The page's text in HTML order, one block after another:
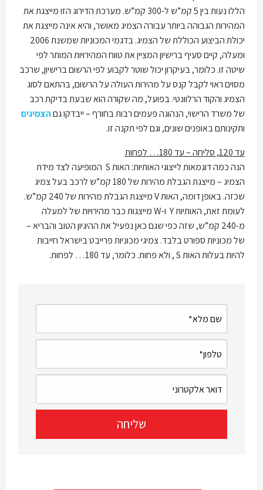
הללו נעות בין 5 קמ”ש ל-300 קמ”ש. מערכת הדירוג הזו מייצגת את
המהירות הגבוהה ביותר עבורה הצמיג מאושר, והיא אינה מייצגת את
יכולת הביצוע הכוללת של הצמיג. בדגמי המכוניות שמשנת 2006
ומעלה, קיים סעיף ברישיון המציין את טווח המהירויות המותר לפי
שיטה זו. כלומר, בעיקרון יכול שוטר לקבוע לפי הרשום ברישיון, שרכב
מסוים ראוי לקבל קנס על מהירות העולה על הרשום, בהתאם לסוג
הצמיג והקוד הרלוונטי. בפועל, מה שקורה הוא שבעת בדיקת רכב
של משרד הרישוי, הנהוגה פעמים רבות בחורף – ייבדקו גםהצמיגים
ותקינותם באופנים שונים, וגם לפי תקנה זו.
עד 120, סליחה – עד 180… לפחות
הנה כמה דוגמאות לייצוגי האותיות: האות S המופיעה לצד מידת
הצמיג – מייצגת הגבלת מהירות של 180 קמ”ש לרכב בעל צמיג
שכזה. באופן דומה, האות V מייצגת הגבלת מהירות של 240 קמ”ש.
לעומת זאת, האותיות Y ו-W מייצגות כבר מהירויות של למעלה
מ-240 קמ”ש, שזה כפי שגם כאן נפעיל את ההיגיון הטוב והבריא –
של מכוניות ספורט בלבד. צמיגי מכוניות פרייבט בישראל חייבות
להיות בעלות האות S , ולא פחות. כלומר, עד 180… לפחות.